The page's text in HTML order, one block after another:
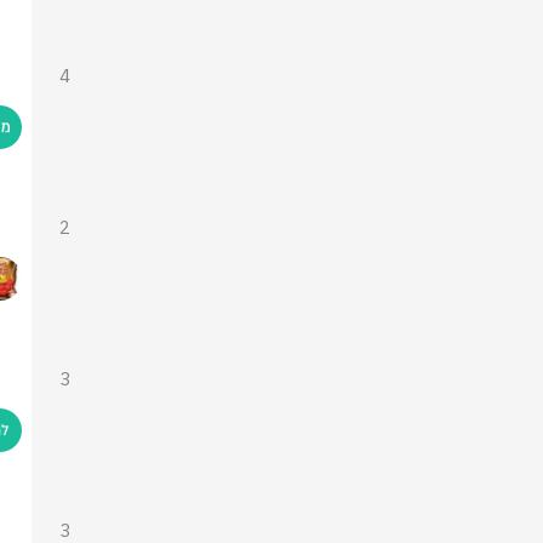
4
2
3
3